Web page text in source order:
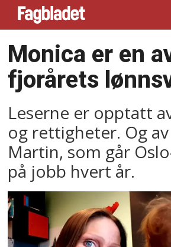
Monica er en
fjorårets
Leserne er opptatt
og rettigheter. Og
Martin, som går
på jobb hvert år.